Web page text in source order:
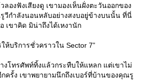
องฟังเสียงดู เขามองเห็นฝั่งตะวันออกของ
วีกำลังนอนหลับอย่างสงบอยู่ข้างบนนั้น ที่นี่
เขาคิด มิน่าถึงได้เหงานัก
ห้บริการชั่วคราวใน Sector 7”
งโทรศัพท์ทิ้งแล้วกระทืบให้แหลก แต่เขาไม่
ครั้ง เขาพยายามนึกถึงเบอร์ที่บ้านของคุณรู